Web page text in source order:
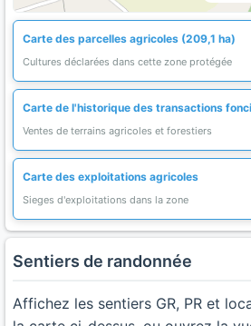
Carte des parcelles agricoles (209,1 ha)
Cultures déclarées dans cette zone protégée
Carte de l'historique des transactions
Ventes de terrains agricoles et forestiers
Carte des exploitations agricoles
Sieges d'exploitations dans la zone
Sentiers de randonnée
Affichez les sentiers GR, PR et